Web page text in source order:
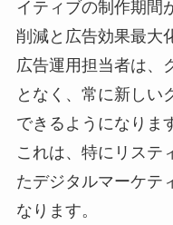
イティブの制作期間
削減と広告効果最大
広告運用担当者は、
となく、常に新しい
できるようになりま
これは、特にリステ
たデジタルマーケテ
なります。